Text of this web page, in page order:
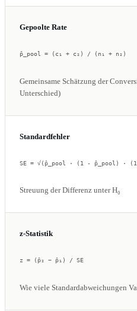
Gepoolte Rate
p̂_pool = (c₁ + c₂) / (n₁ + n₂)
Gemeinsame Schätzung der
Unterschied)
Standardfehler
SE = √(p̂_pool · (1 - p̂_pool) ·
Streuung der Differenz unter H₀
z-Statistik
z = (p̂₂ − p̂₁) / SE
Wie viele Standardabweichungen